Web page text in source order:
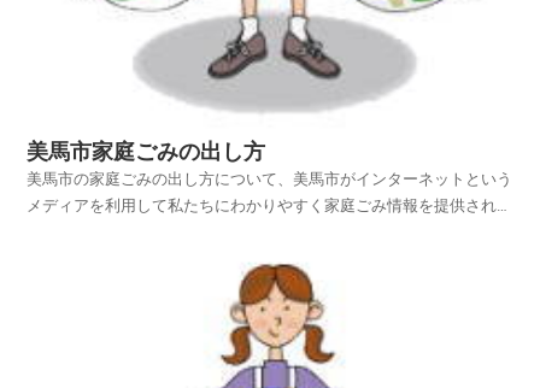
美馬市家庭ごみの出し方
美馬市の家庭ごみの出し方について、美馬市がインターネットという
メディアを利用して私たちにわかりやすく家庭ごみ情報を提供されて
ジを探し、美馬市の家庭ごみの出し方を項目別に紹介しておりますの
でご活用いただければ幸いです。平成25年4月1日から...